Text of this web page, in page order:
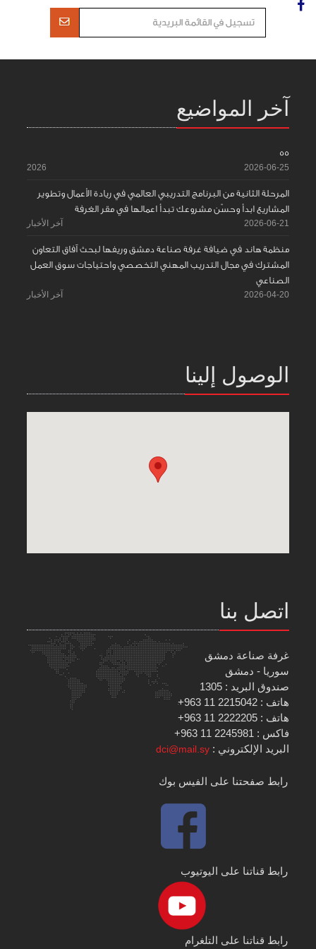
آخر المواضيع
55
2026-06-25
2026
المرحلة الثانية من البرنامج التدريبي العالمي في ريادة الأعمال وتطوير
المشاريع ابدأ وحسّن مشروعك تبدأ اعمالها في مقر الغرفة
2026-06-21 آخر الأخبار
منظمة هاند في ضيافة غرفة صناعة دمشق وريفها لبحث آفاق التعاون
المشترك في مجال التدريب المهني التخصصي واحتياجات سوق العمل
الصناعي
2026-04-20 آخر الأخبار
الوصول إلينا
اتصل بنا
غرفة صناعة دمشق
سوريا - دمشق
صندوق البريد : 1305
هاتف : 2215042 11 963+
هاتف : 2222205 11 963+
فاكس : 2245981 11 963+
البريد الإلكتروني :dci@mail.sy
رابط صفحتنا على الفيس بوك
رابط قناتنا على اليوتيوب
رابط قناتنا على التلغرام